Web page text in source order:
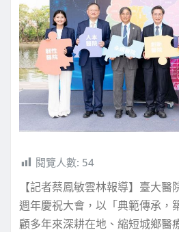
閱覽人數: 54
【記者蔡鳳敏雲林報導】臺大
週年慶祝大會，以「典範傳承，
顧多年來深耕在地、縮短城鄉醫